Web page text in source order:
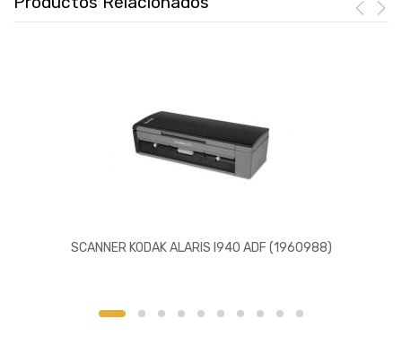
SCANNER KODAK ALARIS I940 ADF (1960988)